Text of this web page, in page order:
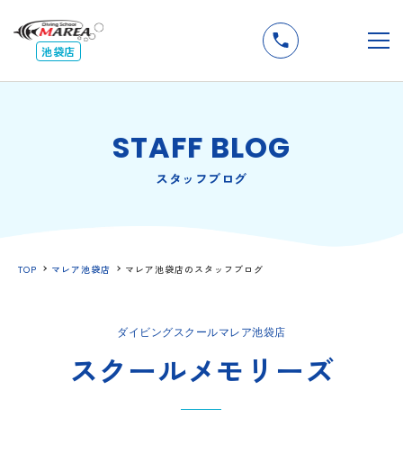
池袋店
STAFF BLOG
スタッフブログ
TOP マレア池袋店 マレア池袋店のスタッフブログ
ダイビングスクールマレア池袋店
スクールメモリーズ